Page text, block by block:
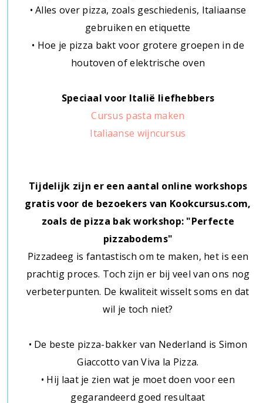
• Alles over pizza, zoals geschiedenis, Italiaanse
gebruiken en etiquette
• Hoe je pizza bakt voor grotere groepen in de
houtoven of elektrische oven
Speciaal voor Italië liefhebbers
Cursus pasta maken
Italiaanse wijncursus
Tijdelijk zijn er een aantal online workshops
gratis voor de bezoekers van Kookcursus.com,
zoals de pizza bak workshop: "Perfecte
pizzabodems"
Pizzadeeg is fantastisch om te maken, het is een
prachtig proces. Toch zijn er bij veel van ons nog
verbeterpunten. De kwaliteit wisselt soms en dat
wil je toch niet?
• De beste pizza-bakker van Nederland is Simon
Giaccotto van Viva la Pizza.
• Hij laat je zien wat je moet doen voor een
gegarandeerd goed resultaat